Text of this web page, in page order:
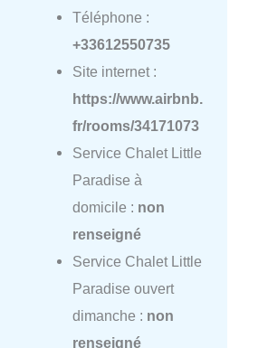
Téléphone :
+33612550735
Site internet :
https://www.airbnb.
fr/rooms/34171073
Service Chalet Little
Paradise à
domicile : non
renseigné
Service Chalet Little
Paradise ouvert
dimanche : non
renseigné